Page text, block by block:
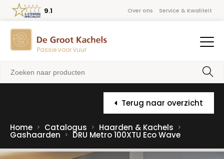
Over ons Service & Kwaliteit
Passie voor vuur
9.1
Terug naar overzicht
Home Catalogus Haarden & Kachels
Gashaarden DRU Metro 100XTU Eco Wave